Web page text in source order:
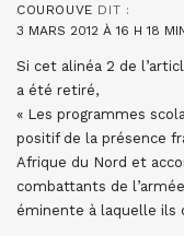
COUROUVE DIT :
3 MARS 2012 À 16 H 18
Si cet alinéa 2 de
a été retiré,
« Les programmes
positif de la présence
Afrique du Nord et
combattants de
éminente à laquelle ils